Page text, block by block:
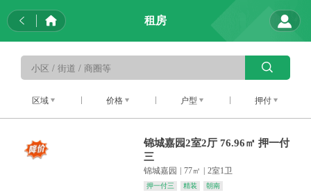
租房
区域 价格 户型 押付
锦城嘉园2室2厅 76.96㎡ 押一付
三
锦城嘉园 77㎡ 2室1卫
押一付三 精装 朝南